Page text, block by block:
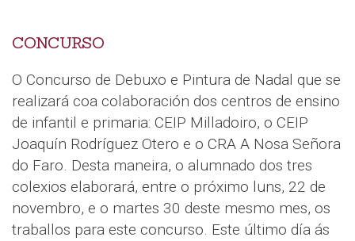
CONCURSO
O Concurso de Debuxo e Pintura de Nadal que se
realizará coa colaboración dos centros de ensino
de infantil e primaria: CEIP Milladoiro, o CEIP
Joaquín Rodríguez Otero e o CRA A Nosa Señora
do Faro. Desta maneira, o alumnado dos tres
colexios elaborará, entre o próximo luns, 22 de
novembro, e o martes 30 deste mesmo mes, os
traballos para este concurso. Este último día ás